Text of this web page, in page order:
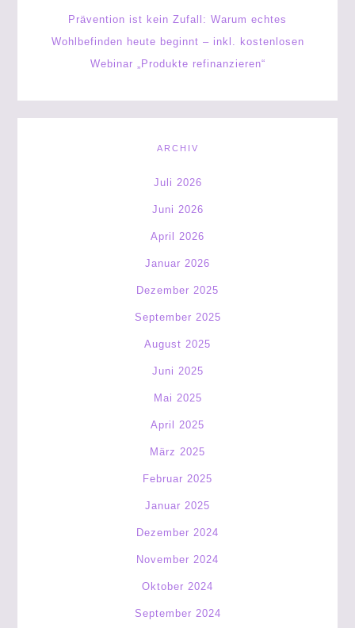
Prävention ist kein Zufall: Warum echtes
Wohlbefinden heute beginnt – inkl. kostenlosen
Webinar „Produkte refinanzieren“
ARCHIV
Juli 2026
Juni 2026
April 2026
Januar 2026
Dezember 2025
September 2025
August 2025
Juni 2025
Mai 2025
April 2025
März 2025
Februar 2025
Januar 2025
Dezember 2024
November 2024
Oktober 2024
September 2024